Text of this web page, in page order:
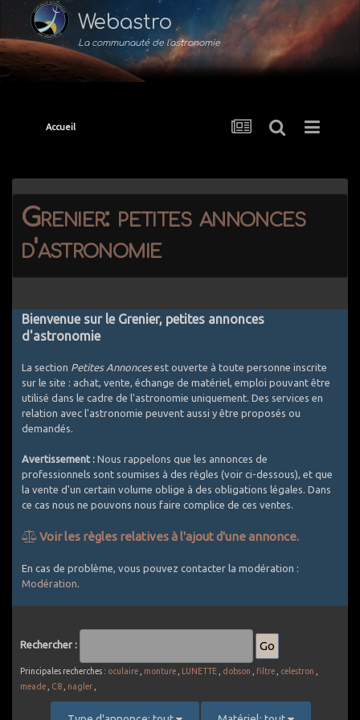
Webastro
La communauté de l'astronomie
Accueil
Grenier: petites annonces
d'astronomie
Bienvenue sur le Grenier, petites annonces
d'astronomie
La section Petites Annoncesest ouverte à toute personne inscrite
sur le site : achat, vente, échange de matériel, emploi pouvant être
utilisé dans le cadre de l'astronomie uniquement. Des services en
relation avec l'astronomie peuvent aussi y être proposés ou
demandés.
Avertissement : Nous rappelons que les annonces de
professionnels sont soumises à des règles (voir ci-dessous), et que
la vente d'un certain volume oblige à des obligations légales. Dans
ce cas nous ne pouvons nous faire complice de ces ventes.
Voir les règles relatives à l'ajout d'une annonce.
Comment bien utiliser les Petites Annonces ?
possible l'objet de l'annonce
le matériel photographique si spécifique astro (APN défiltrés,
filtres, intervallometre, objectifs avec bague raccord pour CCD
... ou packs comprenant au moins une composante témoignant
d'un usage astro). Le matériel photo généraliste est exclu (APN
batteries, sacs de transport, ...). Une petite exception pour les
En cas de problème, vous pouvez contacter la modération :
Modération.
Rechercher :
Principales recherches : oculaire monture LUNETTE dobson filtre celestron
meade
C8 nagler